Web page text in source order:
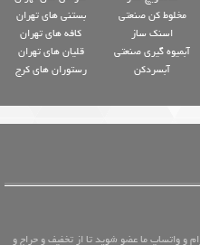
مخلوط کن صنعتی
اسنک ساز
آبمیوه گیری صنعتی
آبسردکن
بستنی های تهران
کافه های تهران
قلیان های تهران
رستوران های کرج
واتساپ ما عضو شوید تا از تخفیف و حراج و